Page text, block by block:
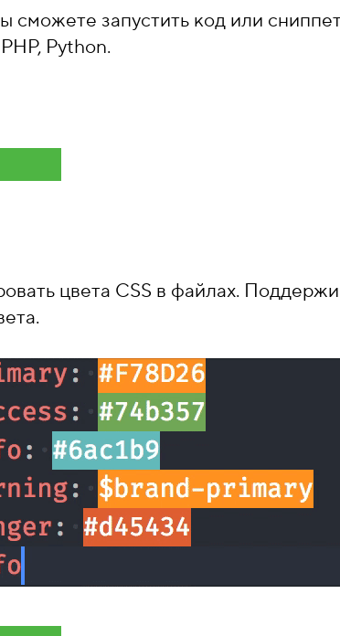
сможете запустить код или
Python.
цвета CSS в файлах.